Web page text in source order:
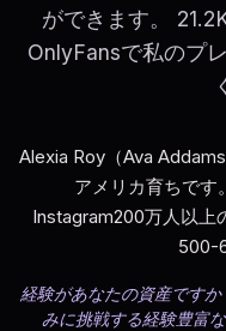
ができます。
OnlyFansで私のプ
Alexia Roy（Ava
アメリカ育ちです
Instagram200万人以上
500-
経験があなたの資産です
みに挑戦する経験豊富